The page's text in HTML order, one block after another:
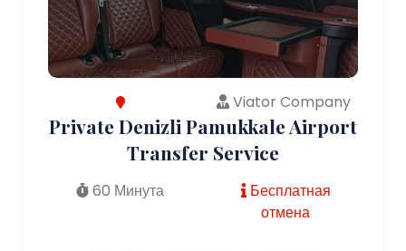
Viator Company
Private Denizli Pamukkale Airport
Transfer Service
60 Минута
Бесплатная
отмена